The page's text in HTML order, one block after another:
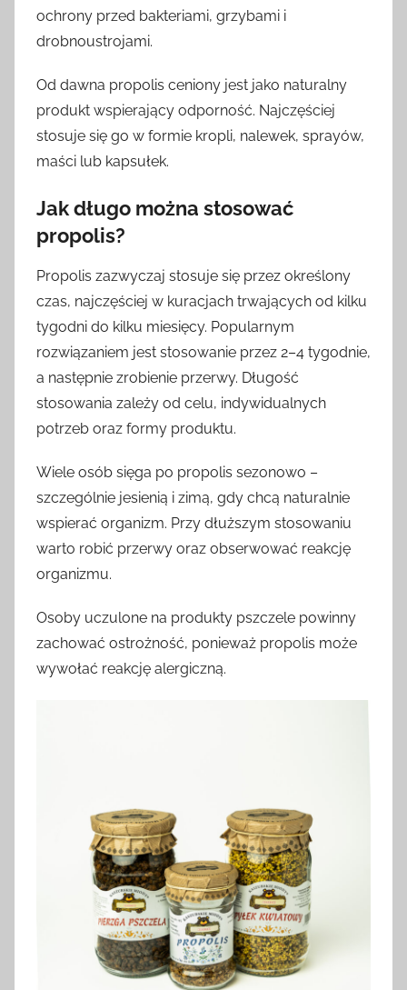
ochrony przed bakteriami, grzybami i
drobnoustrojami.
Od dawna propolis ceniony jest jako naturalny
produkt wspierający odporność. Najczęściej
stosuje się go w formie kropli, nalewek, sprayów,
maści lub kapsułek.
Jak długo można stosować
propolis?
Propolis zazwyczaj stosuje się przez określony
czas, najczęściej w kuracjach trwających od kilku
tygodni do kilku miesięcy. Popularnym
rozwiązaniem jest stosowanie przez 2–4 tygodnie,
a następnie zrobienie przerwy. Długość
stosowania zależy od celu, indywidualnych
potrzeb oraz formy produktu.
Wiele osób sięga po propolis sezonowo –
szczególnie jesienią i zimą, gdy chcą naturalnie
wspierać organizm. Przy dłuższym stosowaniu
warto robić przerwy oraz obserwować reakcję
organizmu.
Osoby uczulone na produkty pszczele powinny
zachować ostrożność, ponieważ propolis może
wywołać reakcję alergiczną.